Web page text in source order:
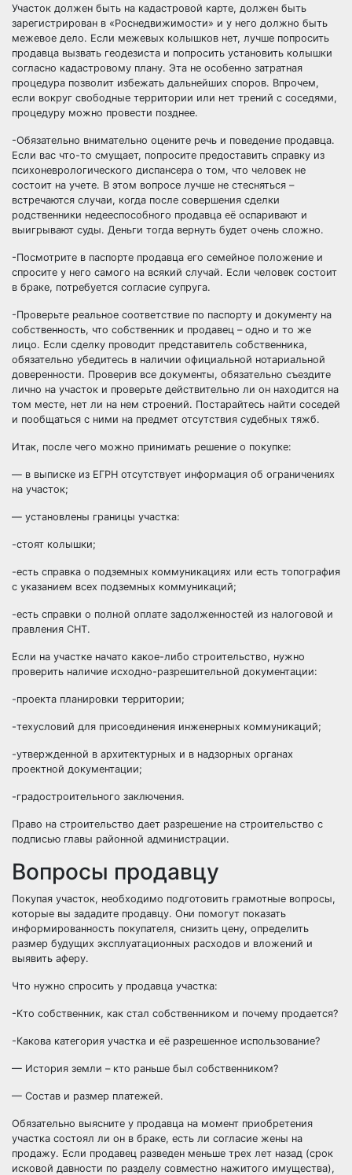
Участок должен быть на кадастровой карте, должен быть
зарегистрирован в «Роснедвижимости» и у него должно быть
межевое дело. Если межевых колышков нет, лучше попросить
продавца вызвать геодезиста и попросить установить колышки
согласно кадастровому плану. Эта не особенно затратная
процедура позволит избежать дальнейших споров. Впрочем,
если вокруг свободные территории или нет трений с соседями,
процедуру можно провести позднее.
-Обязательно внимательно оцените речь и поведение продавца.
Если вас что-то смущает, попросите предоставить справку из
психоневрологического диспансера о том, что человек не
состоит на учете. В этом вопросе лучше не стесняться –
встречаются случаи, когда после совершения сделки
родственники недееспособного продавца её оспаривают и
выигрывают суды. Деньги тогда вернуть будет очень сложно.
-Посмотрите в паспорте продавца его семейное положение и
спросите у него самого на всякий случай. Если человек состоит
в браке, потребуется согласие супруга.
-Проверьте реальное соответствие по паспорту и документу на
собственность, что собственник и продавец – одно и то же
лицо. Если сделку проводит представитель собственника,
обязательно убедитесь в наличии официальной нотариальной
доверенности. Проверив все документы, обязательно съездите
лично на участок и проверьте действительно ли он находится на
том месте, нет ли на нем строений. Постарайтесь найти соседей
и пообщаться с ними на предмет отсутствия судебных тяжб.
Итак, после чего можно принимать решение о покупке:
— в выписке из ЕГРН отсутствует информация об ограничениях
на участок;
— установлены границы участка:
-стоят колышки;
-есть справка о подземных коммуникациях или есть топография
с указанием всех подземных коммуникаций;
-есть справки о полной оплате задолженностей из налоговой и
правления СНТ.
Если на участке начато какое-либо строительство, нужно
проверить наличие исходно-разрешительной документации:
-проекта планировки территории;
-техусловий для присоединения инженерных коммуникаций;
-утвержденной в архитектурных и в надзорных органах
проектной документации;
-градостроительного заключения.
Право на строительство дает разрешение на строительство с
подписью главы районной администрации.
Вопросы продавцу
Покупая участок, необходимо подготовить грамотные вопросы,
которые вы зададите продавцу. Они помогут показать
информированность покупателя, снизить цену, определить
размер будущих эксплуатационных расходов и вложений и
выявить аферу.
Что нужно спросить у продавца участка:
-Кто собственник, как стал собственником и почему продается?
-Какова категория участка и её разрешенное использование?
— История земли – кто раньше был собственником?
— Состав и размер платежей.
Обязательно выясните у продавца на момент приобретения
участка состоял ли он в браке, есть ли согласие жены на
продажу. Если продавец разведен меньше трех лет назад (срок
исковой давности по разделу совместно нажитого имущества),